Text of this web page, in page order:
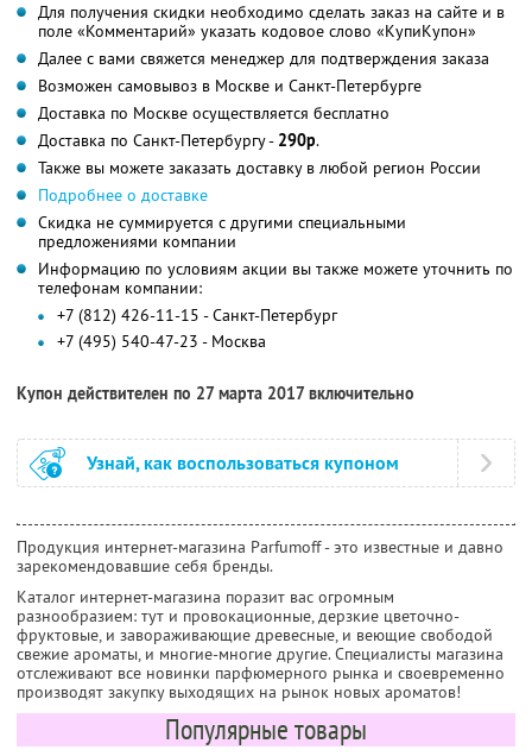
Для получения скидки необходимо сделать заказ на сайте и в
поле «Комментарий» указать кодовое слово «КупиКупон»
Далее с вами свяжется менеджер для подтверждения заказа
Возможен самовывоз в Москве и Санкт-Петербурге
Доставка по Москве осуществляется бесплатно
Доставка по Санкт-Петербургу - 290р.
Также вы можете заказать доставку в любой регион России
Подробнее о доставке
Скидка не суммируется с другими специальными
предложениями компании
Информацию по условиям акции вы также можете уточнить по
телефонам компании:
+7 (812) 426-11-15 - Санкт-Петербург
+7 (495) 540-47-23 - Москва
Купон действителен по 27 марта 2017 включительно
Узнай, как воспользоваться купоном
Продукция интернет-магазина Parfumoff - это известные и давно
зарекомендовавшие себя бренды.
Каталог интернет-магазина поразит вас огромным
разнообразием: тут и провокационные, дерзкие цветочно-
фруктовые, и завораживающие древесные, и веющие свободой
свежие ароматы, и многие-многие другие. Специалисты магазина
отслеживают все новинки парфюмерного рынка и своевременно
производят закупку выходящих на рынок новых ароматов!
Популярные товары